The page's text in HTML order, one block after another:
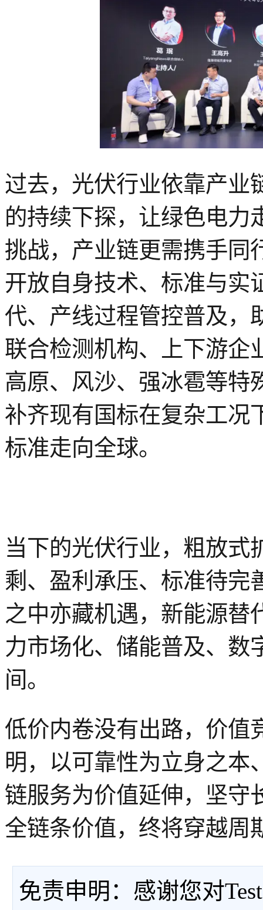
过去，光伏行业依靠产业
的持续下探，让绿色电力
挑战，产业链更需携手同
开放自身技术、标准与实
代、产线过程管控普及，
联合检测机构、上下游企
高原、风沙、强冰雹等特
补齐现有国标在复杂工况
标准走向全球。
当下的光伏行业，粗放式
剩、盈利承压、标准待完
之中亦藏机遇， 新能源替
力市场化、储能普及、数
间。
低价内卷没有出路，价值
明，以可靠性为立身之本
链服务为价值延伸，坚守
全链条价值，终将穿越周
免责申明：感谢您对